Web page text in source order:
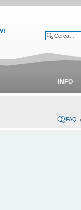
INFO
FAQ